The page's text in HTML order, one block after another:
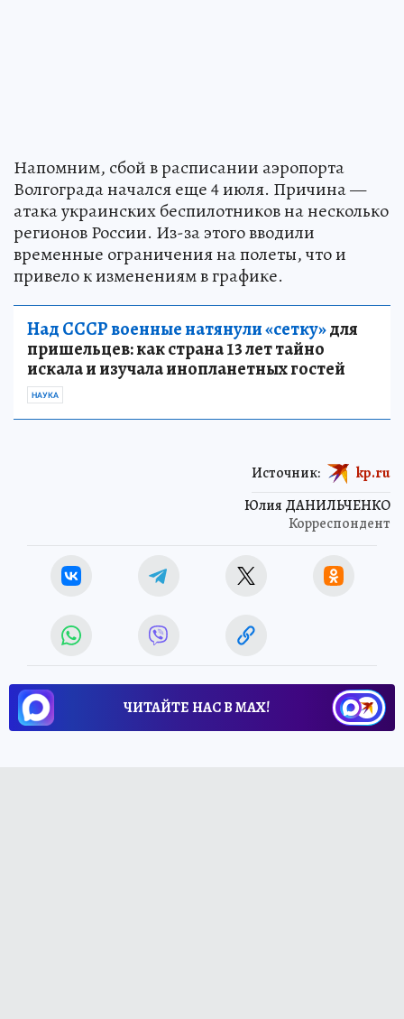
Напомним, сбой в расписании аэропорта
Волгограда начался еще 4 июля. Причина —
атака украинских беспилотников на несколько
регионов России. Из-за этого вводили
временные ограничения на полеты, что и
привело к изменениям в графике.
Над СССР военные натянули «сетку»для
пришельцев: как страна 13 лет тайно
искала и изучала инопланетных гостей
НАУКА
Юлия ДАНИЛЬЧЕНКО
Корреспондент
Источник: kp.ru
ЧИТАЙТЕ НАС В МАХ!